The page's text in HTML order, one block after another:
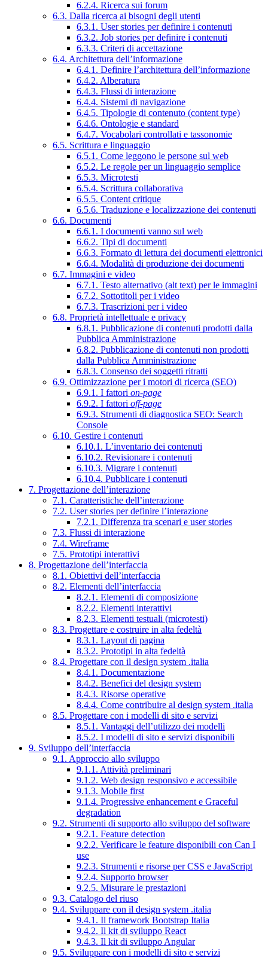
6.2.4. Ricerca sui forum
6.3. Dalla ricerca ai bisogni degli utenti
6.3.1. User stories per definire i contenuti
6.3.2. Job stories per definire i contenuti
6.3.3. Criteri di accettazione
6.4. Architettura dell’informazione
6.4.1. Definire l’architettura dell’informazione
6.4.2. Alberatura
6.4.3. Flussi di interazione
6.4.4. Sistemi di navigazione
6.4.5. Tipologie di contenuto (content type)
6.4.6. Ontologie e standard
6.4.7. Vocabolari controllati e tassonomie
6.5. Scrittura e linguaggio
6.5.1. Come leggono le persone sul web
6.5.2. Le regole per un linguaggio semplice
6.5.3. Microtesti
6.5.4. Scrittura collaborativa
6.5.5. Content critique
6.5.6. Traduzione e localizzazione dei contenuti
6.6. Documenti
6.6.1. I documenti vanno sul web
6.6.2. Tipi di documenti
6.6.3. Formato di lettura dei documenti elettronici
6.6.4. Modalità di produzione dei documenti
6.7. Immagini e video
6.7.1. Testo alternativo (alt text) per le immagini
6.7.2. Sottotitoli per i video
6.7.3. Trascrizioni per i video
6.8. Proprietà intellettuale e privacy
6.8.1. Pubblicazione di contenuti prodotti dalla
Pubblica Amministrazione
6.8.2. Pubblicazione di contenuti non prodotti
dalla Pubblica Amministrazione
6.8.3. Consenso dei soggetti ritratti
6.9. Ottimizzazione per i motori di ricerca (SEO)
6.9.1. I fattori on-page
6.9.2. I fattori off-page
6.9.3. Strumenti di diagnostica SEO: Search
Console
6.10. Gestire i contenuti
6.10.1. L’inventario dei contenuti
6.10.2. Revisionare i contenuti
6.10.3. Migrare i contenuti
6.10.4. Pubblicare i contenuti
7. Progettazione dell’interazione
7.1. Caratteristiche dell’interazione
7.2. User stories per definire l’interazione
7.2.1. Differenza tra scenari e user stories
7.3. Flussi di interazione
7.4. Wireframe
7.5. Prototipi interattivi
8. Progettazione dell’interfaccia
8.1. Obiettivi dell’interfaccia
8.2. Elementi dell’interfaccia
8.2.1. Elementi di composizione
8.2.2. Elementi interattivi
8.2.3. Elementi testuali (microtesti)
8.3. Progettare e costruire in alta fedeltà
8.3.1. Layout di pagina
8.3.2. Prototipi in alta fedeltà
8.4. Progettare con il design system .italia
8.4.1. Documentazione
8.4.2. Benefici del design system
8.4.3. Risorse operative
8.4.4. Come contribuire al design system .italia
8.5. Progettare con i modelli di sito e servizi
8.5.1. Vantaggi dell’utilizzo dei modelli
8.5.2. I modelli di sito e servizi disponibili
9. Sviluppo dell’interfaccia
9.1. Approccio allo sviluppo
9.1.1. Attività preliminari
9.1.2. Web design responsivo e accessibile
9.1.3. Mobile first
9.1.4. Progressive enhancement e Graceful
degradation
9.2. Strumenti di supporto allo sviluppo del software
9.2.1. Feature detection
9.2.2. Verificare le feature disponibili con Can I
use
9.2.3. Strumenti e risorse per CSS e JavaScript
9.2.4. Supporto browser
9.2.5. Misurare le prestazioni
9.3. Catalogo del riuso
9.4. Sviluppare con il design system .italia
9.4.1. Il framework Bootstrap Italia
9.4.2. Il kit di sviluppo React
9.4.3. Il kit di sviluppo Angular
9.5. Sviluppare con i modelli di sito e servizi